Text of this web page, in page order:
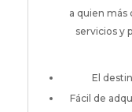
a quien más
servicios y
El
Fácil de